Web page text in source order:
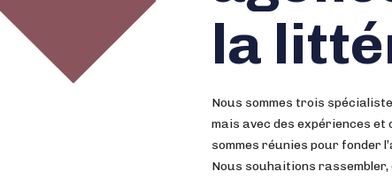
la
Nous sommes trois
mais avec des expériences
sommes réunies pour fonder
Nous souhaitions